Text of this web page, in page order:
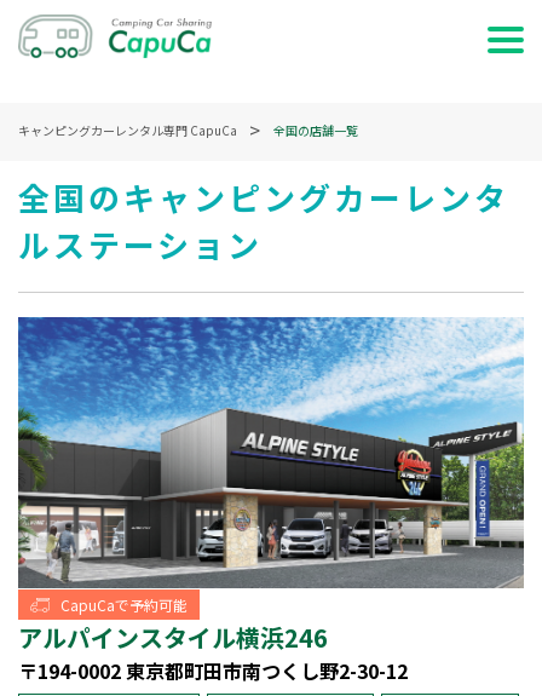
車両で検索する
特集・記事を読む
サービス説明
お問い合わせ
ログイン
会員登録
キャンピングカーレンタル専門 CapuCa 全国の店舗一覧
全国のキャンピングカーレンタ
ルステーション
CapuCaで予約可能
アルパインスタイル横浜246
〒194-0002 東京都町田市南つくし野2-30-12